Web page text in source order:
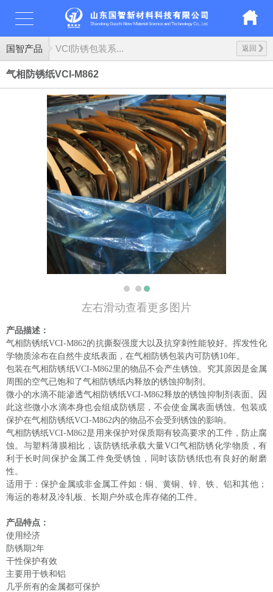
国智产品 返回
VCI防锈包装系...
气相防锈纸VCI-M862
左右滑动查看更多图片
产品描述：
气相防锈纸VCI-M862的抗撕裂强度大以及抗穿刺性能较好。挥发性化
学物质涂布在自然牛皮纸表面，在气相防锈包装内可防锈10年。
包装在气相防锈纸VCI-M862里的物品不会产生锈蚀。究其原因是金属
周围的空气已饱和了气相防锈纸内释放的锈蚀抑制剂。
微小的水滴不能渗透气相防锈纸VCI-M862释放的锈蚀抑制剂表面。因
此这些微小水滴本身也会组成防锈层，不会使金属表面锈蚀。包装或
保护在气相防锈纸VCI-M862内的物品不会受到锈蚀的影响。
气相防锈纸VCI-M862是用来保护对保质期有较高要求的工件，防止腐
蚀。与塑料薄膜相比，该防锈纸承载大量VCI气相防锈化学物质，有
利于长时间保护金属工件免受锈蚀，同时该防锈纸也有良好的耐磨
性。
适用于：保护金属或非金属工件如：铜、黄铜、锌、铁、铝和其他；
海运的卷材及冷轧板、长期户外或仓库存储的工件。
产品特点：
使用经济
防锈期2年
干性保护有效
主要用于铁和铝
几乎所有的金属都可保护